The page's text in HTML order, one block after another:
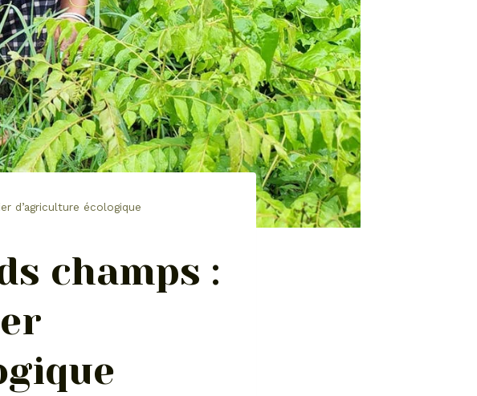
d’agriculture écologique
champs :